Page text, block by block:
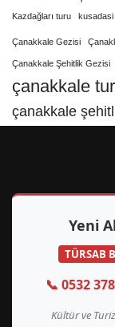
Kazdağları turu
kusadasi
Çanakkale Gezisi
Çanakkale Şehitlik Gezisi
çanakkale
çanakkale
Yeni
TÜRSAB
📞 0532
Kültür ve